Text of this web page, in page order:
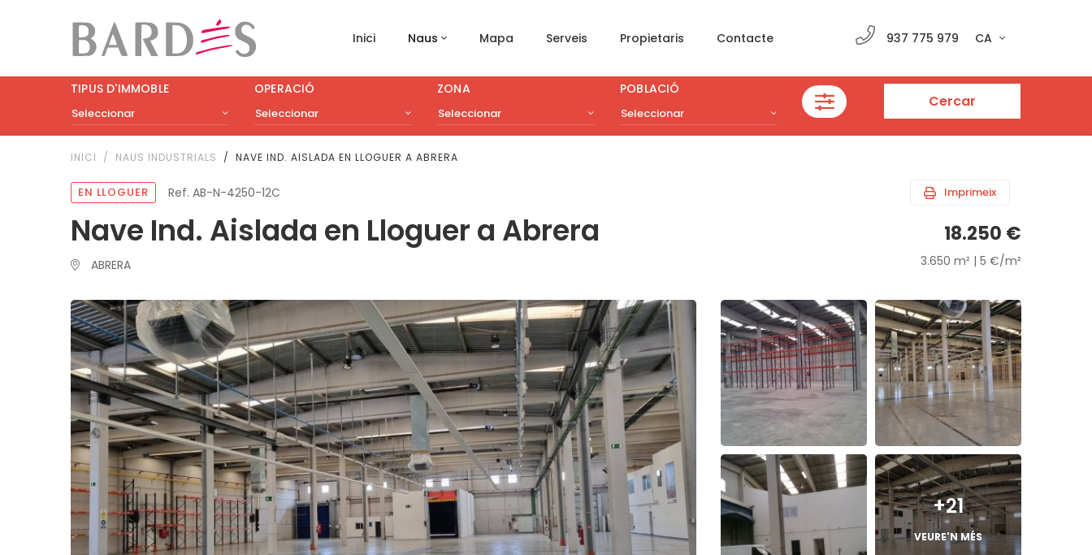
Inici Naus Mapa Serveis Propietaris Contacte 937 775 979 CA
TIPUS D'IMMOBLE
Seleccionar
OPERACIÓ
Seleccionar
ZONA
Seleccionar
POBLACIÓ
Seleccionar
Cercar
INICI NAUS INDUSTRIALS NAVE IND. AISLADA EN LLOGUER A ABRERA
EN LLOGUER Ref. AB-N-4250-12C Imprimeix
Nave Ind. Aislada en Lloguer a Abrera
ABRERA
18.250 €
3.650 m² | 5 €/m²
+21
VEURE'N MÉS